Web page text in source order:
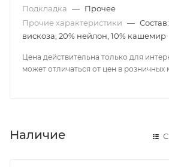
Подкладка — Прочее
Прочие характеристики —
вискоза, 20% нейлон, 10% кашемир
Цена действительна только для
может отличаться от цен в розничных
Наличие